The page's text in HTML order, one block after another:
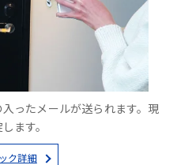
ったメールが送られます。現
ます。
ク詳細